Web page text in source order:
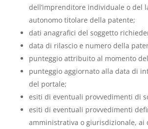
dell’imprenditore individuale o del
autonomo titolare della patente;
dati anagrafici del soggetto
data di rilascio e numero della
punteggio attribuito al momento
punteggio aggiornato alla data di
del portale;
esiti di eventuali provvedimenti di
esiti di eventuali provvedimenti
amministrativa o giurisdizionale, ai